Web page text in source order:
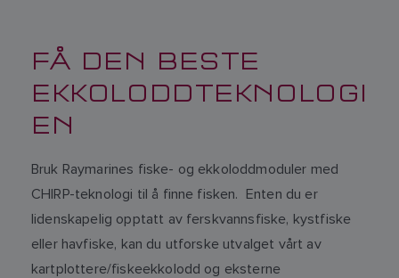
FÅ DEN BESTE
EKKOLODDTEKNOLOGI
EN
Bruk Raymarines fiske- og ekkoloddmoduler med
CHIRP-teknologi til å finne fisken. Enten du er
lidenskapelig opptatt av ferskvannsfiske, kystfiske
eller havfiske, kan du utforske utvalget vårt av
kartplottere/fiskeekkolodd og eksterne